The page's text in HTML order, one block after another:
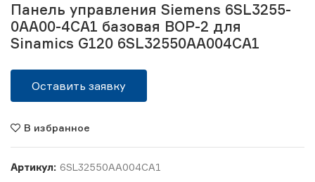
Панель управления Siemens 6SL3255-
0AA00-4CA1 базовая BOP-2 для
Sinamics G120 6SL32550AA004CA1
Оставить заявку
В избранное
Артикул: 6SL32550AA004CA1